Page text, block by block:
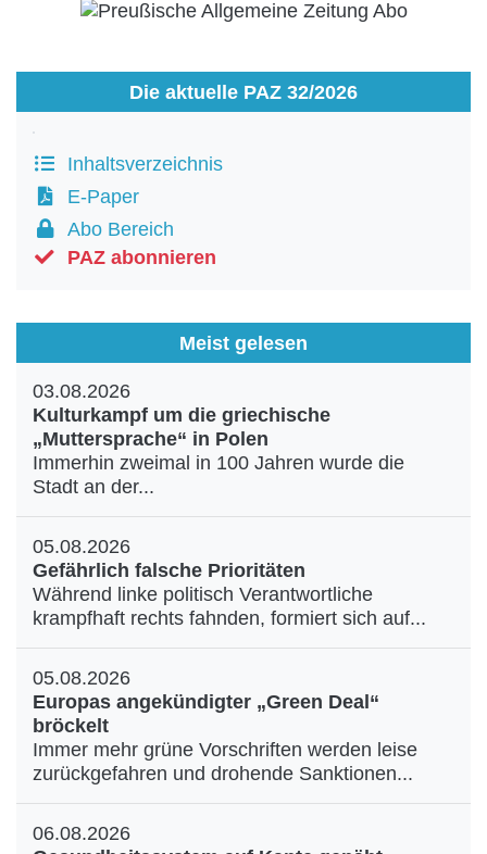
Die aktuelle PAZ 32/2026
Inhaltsverzeichnis
E-Paper
Abo Bereich
PAZ abonnieren
Meist gelesen
03.08.2026
Kulturkampf um die griechische
„Muttersprache“ in Polen
Immerhin zweimal in 100 Jahren wurde die
Stadt an der...
05.08.2026
Gefährlich falsche Prioritäten
Während linke politisch Verantwortliche
krampfhaft rechts fahnden, formiert sich auf...
05.08.2026
Europas angekündigter „Green Deal“
bröckelt
Immer mehr grüne Vorschriften werden leise
zurückgefahren und drohende Sanktionen...
06.08.2026